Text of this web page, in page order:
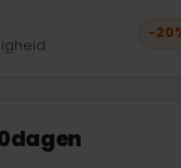
−20